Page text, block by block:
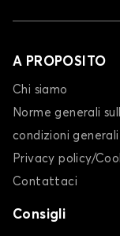
A PROPOSITO
Chi siamo
Norme generali
condizioni
Privacy policy/
Contattaci
Consigli